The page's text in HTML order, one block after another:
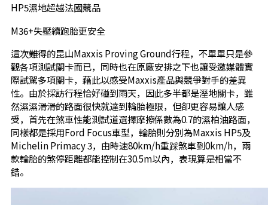
HP5濕地超越法國競品
M36+失壓續跑胎更安全
這次難得的昆山Maxxis Proving Ground行程，不單單只是參
觀各項測試關卡而已，同時也在原廠安排之下也讓受邀媒體實
際試駕多項關卡，藉此以感受Maxxis產品與競爭對手的差異
性。由於採訪行程恰好碰到雨天，因此多半都是溼地關卡，雖
然濕濕滑滑的路面很快就達到輪胎極限，但卻更容易讓人感
受，首先在煞車性能測試道選擇摩擦係數為0.7的濕柏油路面，
同樣都是採用Ford Focus車型，輪胎則分別為Maxxis HP5及
Michelin Primacy 3，由時速80km/h重踩煞車到0km/h，兩
款輪胎的煞停距離都能控制在30.5m以內，表現算是相當不
錯。